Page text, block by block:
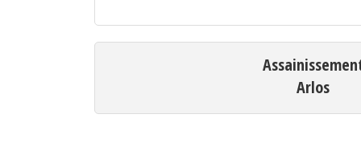
Arlos